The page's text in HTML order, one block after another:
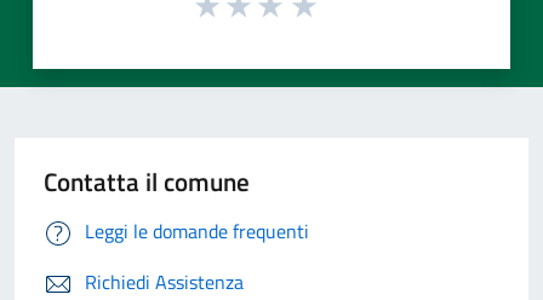
Contatta il comune
Leggi le domande frequenti
Richiedi Assistenza